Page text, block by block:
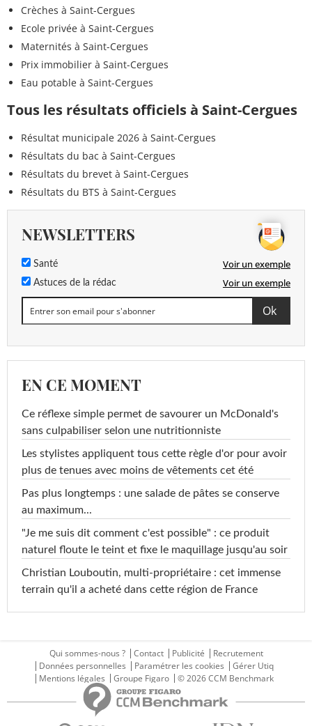
Crèches à Saint-Cergues
Ecole privée à Saint-Cergues
Maternités à Saint-Cergues
Prix immobilier à Saint-Cergues
Eau potable à Saint-Cergues
Tous les résultats officiels à Saint-Cergues
Résultat municipale 2026 à Saint-Cergues
Résultats du bac à Saint-Cergues
Résultats du brevet à Saint-Cergues
Résultats du BTS à Saint-Cergues
NEWSLETTERS
Santé Voir un exemple
Astuces de la rédac Voir un exemple
EN CE MOMENT
Ce réflexe simple permet de savourer un McDonald's
sans culpabiliser selon une nutritionniste
Les stylistes appliquent tous cette règle d'or pour avoir
plus de tenues avec moins de vêtements cet été
Pas plus longtemps : une salade de pâtes se conserve
au maximum...
"Je me suis dit comment c'est possible" : ce produit
naturel floute le teint et fixe le maquillage jusqu'au soir
Christian Louboutin, multi-propriétaire : cet immense
terrain qu'il a acheté dans cette région de France
Qui sommes-nous ? Contact Publicité
Recrutement
Données personnelles
Paramétrer les cookies
Gérer Utiq
Mentions légales
Groupe Figaro © 2026 CCM Benchmark